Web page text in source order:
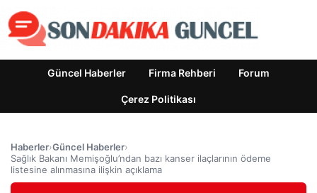
Güncel Haberler Firma Rehberi Forum
Çerez Politikası
Haberler›Güncel Haberler›
Sağlık Bakanı Memişoğlu’ndan bazı kanser ilaçlarının ödeme
listesine alınmasına ilişkin açıklama